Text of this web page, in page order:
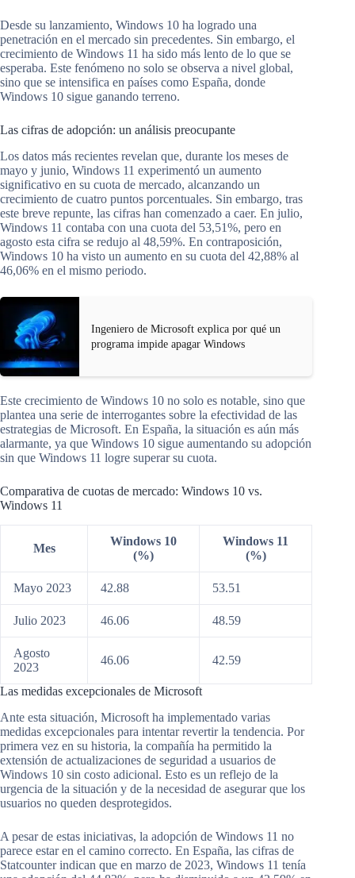
Desde su lanzamiento, Windows 10 ha logrado una
penetración en el mercado sin precedentes. Sin embargo, el
crecimiento de Windows 11 ha sido más lento de lo que se
esperaba. Este fenómeno no solo se observa a nivel global,
sino que se intensifica en países como España, donde
Windows 10 sigue ganando terreno.
Las cifras de adopción: un análisis preocupante
Los datos más recientes revelan que, durante los meses de
mayo y junio, Windows 11 experimentó un aumento
significativo en su cuota de mercado, alcanzando un
crecimiento de cuatro puntos porcentuales. Sin embargo, tras
este breve repunte, las cifras han comenzado a caer. En julio,
Windows 11 contaba con una cuota del 53,51%, pero en
agosto esta cifra se redujo al 48,59%. En contraposición,
Windows 10 ha visto un aumento en su cuota del 42,88% al
46,06% en el mismo periodo.
Ingeniero de Microsoft explica por qué un
programa impide apagar Windows
Este crecimiento de Windows 10 no solo es notable, sino que
plantea una serie de interrogantes sobre la efectividad de las
estrategias de Microsoft. En España, la situación es aún más
alarmante, ya que Windows 10 sigue aumentando su adopción
sin que Windows 11 logre superar su cuota.
Comparativa de cuotas de mercado: Windows 10 vs.
Windows 11
Mes
Windows 10
(%)
Windows 11
(%)
Mayo 2023 42.88 53.51
Julio 2023 46.06 48.59
Agosto
2023
46.06 42.59
Las medidas excepcionales de Microsoft
Ante esta situación, Microsoft ha implementado varias
medidas excepcionales para intentar revertir la tendencia. Por
primera vez en su historia, la compañía ha permitido la
extensión de actualizaciones de seguridad a usuarios de
Windows 10 sin costo adicional. Esto es un reflejo de la
urgencia de la situación y de la necesidad de asegurar que los
usuarios no queden desprotegidos.
A pesar de estas iniciativas, la adopción de Windows 11 no
parece estar en el camino correcto. En España, las cifras de
Statcounter indican que en marzo de 2023, Windows 11 tenía